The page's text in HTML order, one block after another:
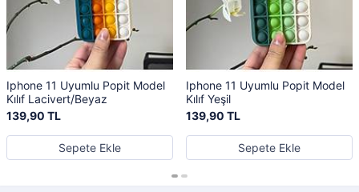
Iphone 11 Uyumlu Popit Model
Kılıf Lacivert/Beyaz
139,90 TL
Sepete Ekle
Iphone 11 Uyumlu Popit Model
Kılıf Yeşil
139,90 TL
Sepete Ekle